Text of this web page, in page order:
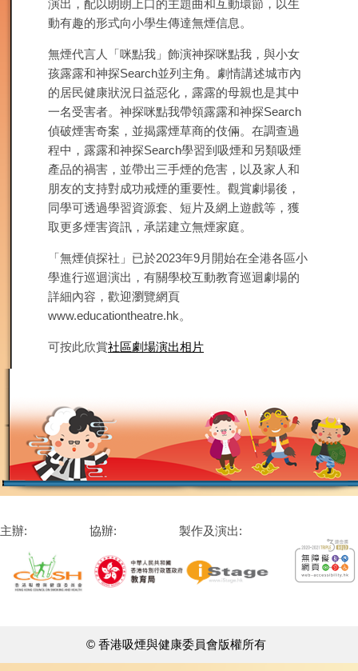
演出，配以朗朗上口的主題曲和互動環節，以生
動有趣的形式向小學生傳達無煙信息。
無煙代言人「咪點我」飾演神探咪點我，與小女
孩露露和神探Search並列主角。劇情講述城市內
的居民健康狀況日益惡化，露露的母親也是其中
一名受害者。神探咪點我帶領露露和神探Search
偵破煙害奇案，並揭露煙草商的伎倆。在調查過
程中，露露和神探Search學習到吸煙和另類吸煙
產品的禍害，並帶出三手煙的危害，以及家人和
朋友的支持對成功戒煙的重要性。觀賞劇場後，
同學可透過學習資源套、短片及網上遊戲等，獲
取更多煙害資訊，承諾建立無煙家庭。
「無煙偵探社」已於2023年9月開始在全港各區小
學進行巡迴演出，有關學校互動教育巡迴劇場的
詳細內容，歡迎瀏覽網頁
www.educationtheatre.hk。
可按此欣賞社區劇場演出相片
主辦: 協辦: 製作及演出:
© 香港吸煙與健康委員會版權所有